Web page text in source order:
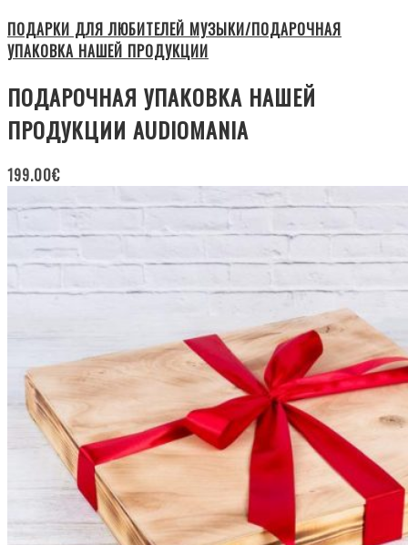
ПОДАРКИ ДЛЯ ЛЮБИТЕЛЕЙ МУЗЫКИ/ПОДАРОЧНАЯ
УПАКОВКА НАШЕЙ ПРОДУКЦИИ
ПОДАРОЧНАЯ УПАКОВКА НАШЕЙ
ПРОДУКЦИИ AUDIOMANIA
199.00€